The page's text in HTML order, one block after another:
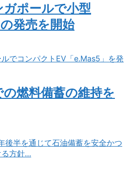
ポールで小型
発売を開始
でコンパクトEV「e.Mas5」を発
燃料備蓄の維持を
後半を通じて石油備蓄を安全かつ
る方針…